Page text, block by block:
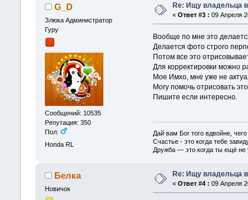
G_D
Злюка Администратор
Гуру
Сообщений: 10535
Репутация: 350
Пол:
Honda RL
Re: Ищу владельца в
« Ответ #3 : 09 Апреля
Вообще по мне это
Делается фото строго
Потом все это
Для корректировки можно
Мое Имхо, мне уже не
Могу помочь отрисовать
Пишите если интересно.
Дай вам Бог того вдвойне,
Счастье - это когда тебе
Дружба — это когда ты ещё не
Белка
Новичок
Re: Ищу владельца в
« Ответ #4 : 09 Апреля